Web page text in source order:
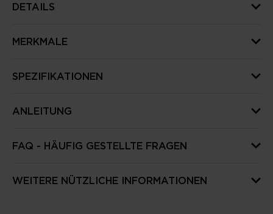
DETAILS
MERKMALE
SPEZIFIKATIONEN
ANLEITUNG
FAQ - HÄUFIG GESTELLTE FRAGEN
WEITERE NÜTZLICHE INFORMATIONEN